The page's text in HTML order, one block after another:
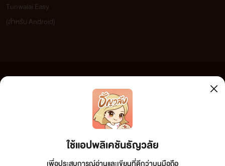
ใช้แอปพลิเคชันธัญวลัย
เพื่อประสบการณ์อ่านและเขียนที่ดีกว่าบนมือถือ
Tunwalai Easy
(สำหรับ Android)
เว็บไซต์แห่งนี้ไม่ได้เห็นด้วยและไม่ขอรับผิดชอบต่อข้อความใดๆ ทั้งสิ้น ดังนั้นผู้อ่านทุกท่านโปรดใช้
วิจารณญาณในการกลั่นกรองด้วยตนเอง และหากท่านพบข้อความใดๆ ที่ขัดต่อกฎหมายและศีลธรรม
กรุณาแจ้งมาที่ tunwalai@ookbee.com เพื่อทีมงานจะได้ดำเนินการในทันที ทั้งนี้ ทางเว็บไซต์ขอสงวน
ลิขสิทธิ์ตามพระราชบัญญัติลิขสิทธิ์ (ฉบับเพิ่มเติม) พ.ศ.2558